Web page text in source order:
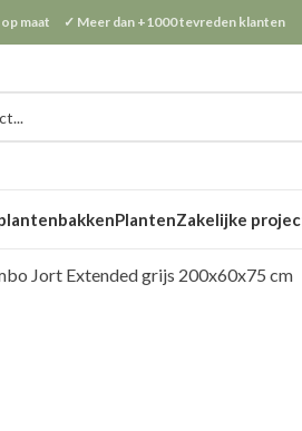
maat ✓ Meer dan +1000 tevreden klanten
PlantenZakelijke
Jort Extended grijs 200x60x75 cm